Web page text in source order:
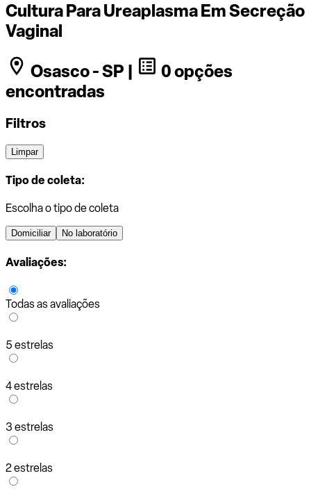
Cultura Para Ureaplasma Em Secreção
Vaginal
Osasco - SP |
0 opções
encontradas
Filtros
Limpar
Tipo de coleta:
Escolha o tipo de coleta
Domiciliar No laboratório
Avaliações:
Todas as avaliações
5 estrelas
4 estrelas
3 estrelas
2 estrelas